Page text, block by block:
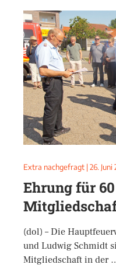
Extra nachgefragt | 26. Juni
Ehrung für
(dol) – Die
und Ludwig Schmidt
Mitgliedschaft in der